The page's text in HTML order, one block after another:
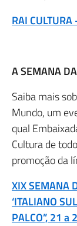
RAI
A SEMANA
Saiba mais
Mundo, um
qual
Cultura de
promoção da
XIX SEMANA
‘ITALIANO
PALCO”, 21